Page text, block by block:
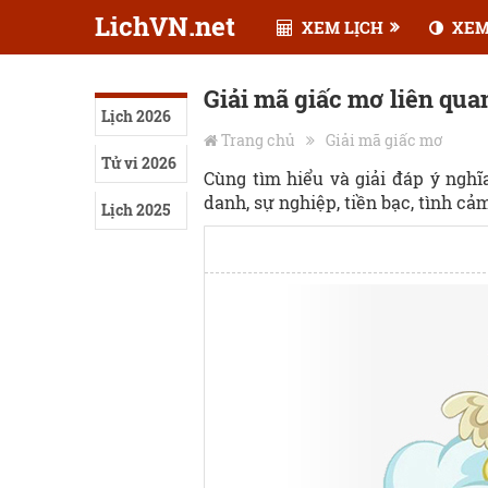
LichVN.net XEM LỊCH
Lịch 2026
Tử vi 2026
Lịch 2025
Giải mã giấc mơ liên
Trang chủ Giải mã giấc mơ
Cùng tìm hiểu và giải đáp ý
danh, sự nghiệp, tiền bạc, tình